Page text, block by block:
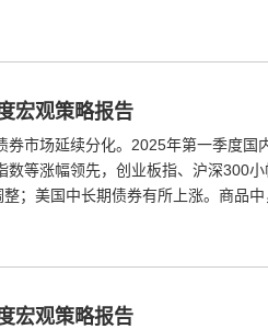
宏观策略报告
券市场延续分化。2025年第一季度国
数等涨幅领先，创业板指、沪深300
；美国中长期债券有所上涨。商品
宏观策略报告